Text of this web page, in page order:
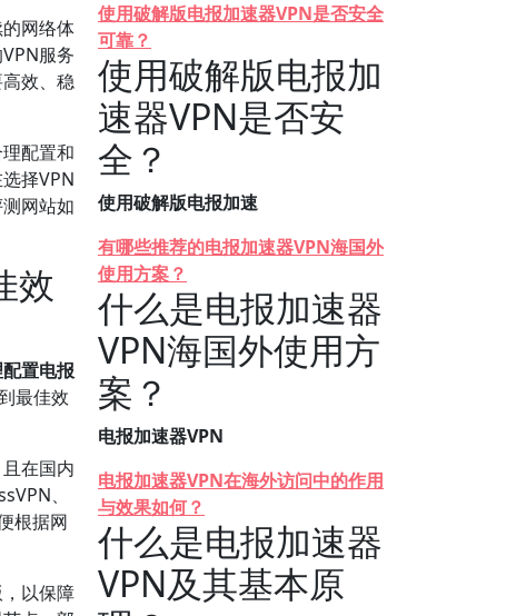
网络体
服务
效、稳
配置和
择VPN
网站如
效
置电报
最佳效
在国内
、
根据网
以保障
使用破解版电报加速器VPN是否安全
可靠？
使用破解版电报加
速器VPN是否安
全？
使用破解版电报加速
有哪些推荐的电报加速器VPN海国外
使用方案？
什么是电报加速器
VPN海国外使用方
案？
电报加速器VPN
电报加速器VPN在海外访问中的作用
与效果如何？
什么是电报加速器
VPN及其基本原